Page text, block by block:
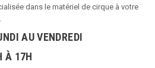
dans le matériel de cirque à votre
AU VENDREDI
À 17H